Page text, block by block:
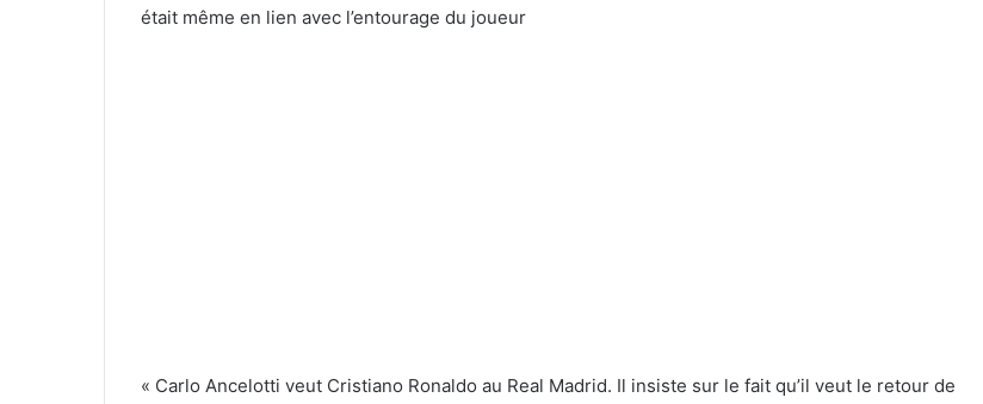
était même en lien avec l’entourage du joueur
« Carlo Ancelotti veut Cristiano Ronaldo au Real Madrid. Il insiste sur le fait qu’il veut le retour de